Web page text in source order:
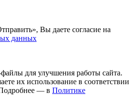
Вы даете согласие на
данных
для улучшения работы сайта.
их использование в соответствии
— в Политике